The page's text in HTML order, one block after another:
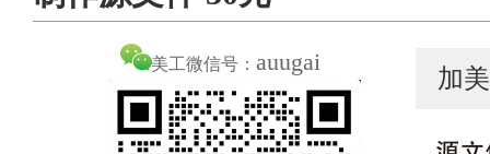
美工微信号： auugai
加